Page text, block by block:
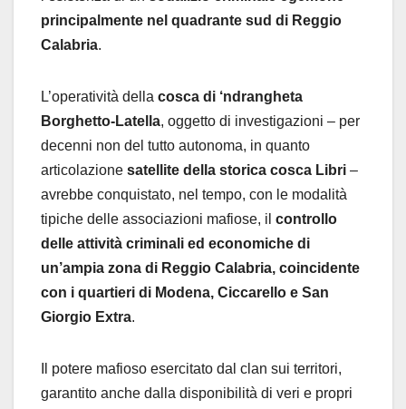
principalmente nel quadrante sud di Reggio
Calabria.
L’operatività della cosca di ‘ndrangheta
Borghetto-Latella, oggetto di investigazioni – per
decenni non del tutto autonoma, in quanto
articolazione satellite della storica cosca Libri –
avrebbe conquistato, nel tempo, con le modalità
tipiche delle associazioni mafiose, il controllo
delle attività criminali ed economiche di
un’ampia zona di Reggio Calabria, coincidente
con i quartieri di Modena, Ciccarello e San
Giorgio Extra.
Il potere mafioso esercitato dal clan sui territori,
garantito anche dalla disponibilità di veri e propri